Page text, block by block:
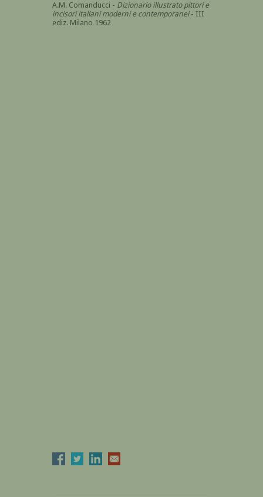
A.M. Comanducci - Dizionario illustrato pittori e
incisori italiani moderni e contemporanei- III
ediz. Milano 1962